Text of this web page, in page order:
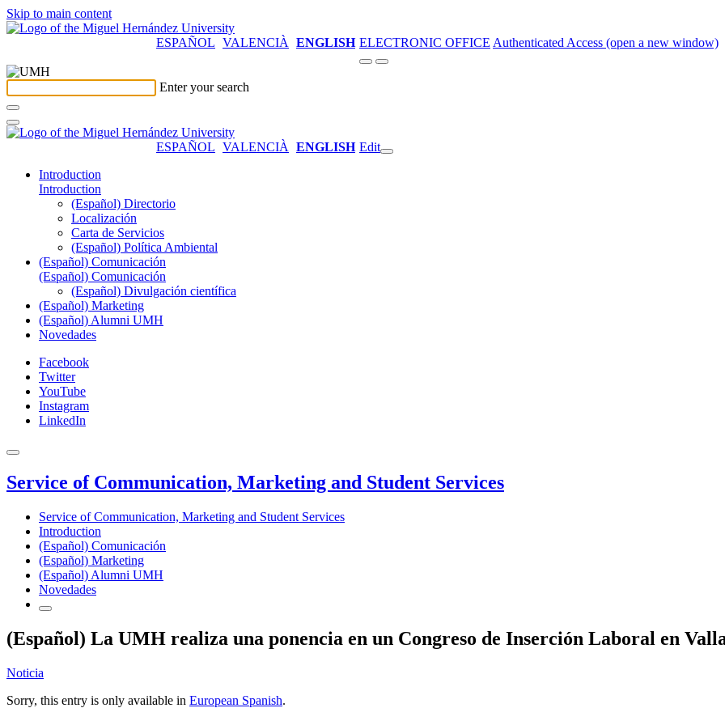
Skip to main content
ESPAÑOL VALENCIÀ ENGLISH ELECTRONIC OFFICE Authenticated Access (open a new window)
Enter your search
ESPAÑOL VALENCIÀ ENGLISH Edit
Introduction
Introduction
(Español) Directorio
Localización
Carta de Servicios
(Español) Política Ambiental
(Español) Comunicación
(Español) Comunicación
(Español) Divulgación científica
(Español) Marketing
(Español) Alumni UMH
Novedades
Facebook
Twitter
YouTube
Instagram
LinkedIn
Service of Communication, Marketing and Student Services
Service of Communication, Marketing and Student Services
Introduction
(Español) Comunicación
(Español) Marketing
(Español) Alumni UMH
Novedades
(Español) La UMH realiza una ponencia en un Congreso de Inserción Laboral en
Noticia
Sorry, this entry is only available in European Spanish.